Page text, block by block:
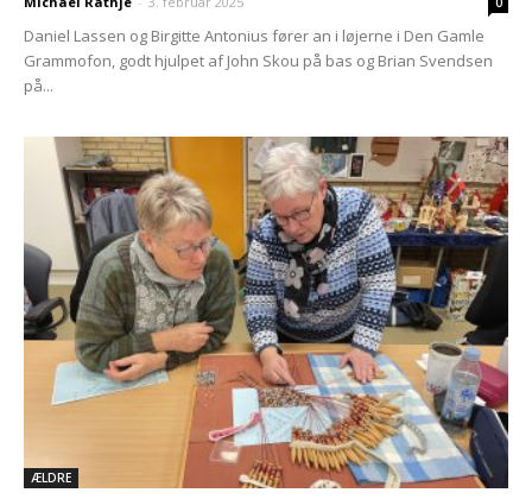
Daniel Lassen og Birgitte Antonius fører an i løjerne i Den Gamle
Grammofon, godt hjulpet af John Skou på bas og Brian Svendsen
på...
ÆLDRE